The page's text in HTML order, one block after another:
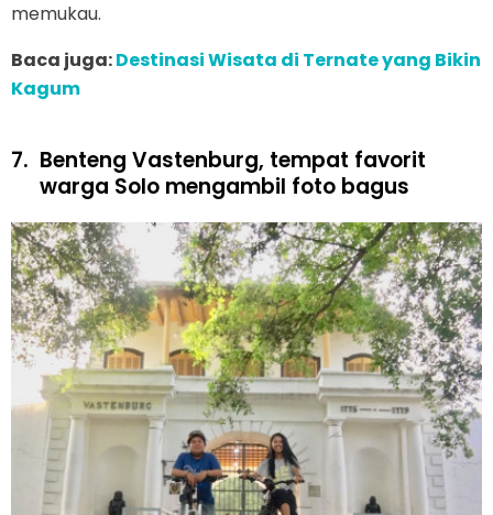
memukau.
Baca juga:Destinasi Wisata di Ternate yang Bikin
Kagum
7. Benteng Vastenburg, tempat favorit
warga Solo mengambil foto bagus